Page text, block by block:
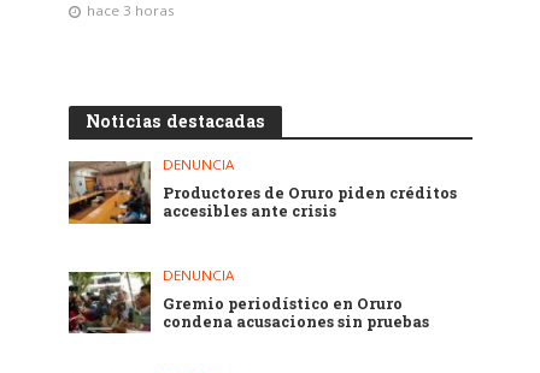
hace 3 horas
Noticias destacadas
DENUNCIA
Productores de Oruro piden créditos
accesibles ante crisis
DENUNCIA
Gremio periodístico en Oruro
condena acusaciones sin pruebas